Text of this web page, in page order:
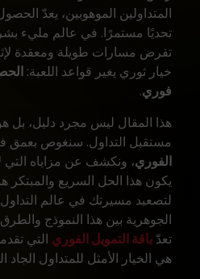
المتداولين الموهوبين، يعدّ
تحديًا مستمرًا. في عالم مليء
تفرض مسارات طويلة ومعقدة
خيار ثوري يغير قواعد اللعبة:
فوري.
هذا المقال ليس مجرد دليل، بل
مستقبل التداول. سنغوص بعمق
الفوري، ونكشف عن مزاياه
يكون هذا الحل السريع والمبتكر
لتصعيد مسيرتك في عالم
الجوهرية بين هذا النموذج والطرق
تعدّباقة التمويل الفوري
هي الخيار الأمثل للمتداول